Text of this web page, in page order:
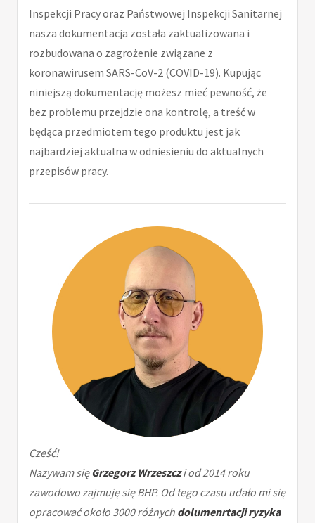
Inspekcji Pracy oraz Państwowej Inspekcji Sanitarnej
nasza dokumentacja została zaktualizowana i
rozbudowana o zagrożenie związane z
koronawirusem SARS-CoV-2 (COVID-19). Kupując
niniejszą dokumentację możesz mieć pewność, że
bez problemu przejdzie ona kontrolę, a treść w
będąca przedmiotem tego produktu jest jak
najbardziej aktualna w odniesieniu do aktualnych
przepisów pracy.
Cześć!
Nazywam sięGrzegorz Wrzeszczi od 2014 roku
zawodowo zajmuję się BHP. Od tego czasu udało mi się
opracować około 3000 różnych dolumenrtacji ryzyka